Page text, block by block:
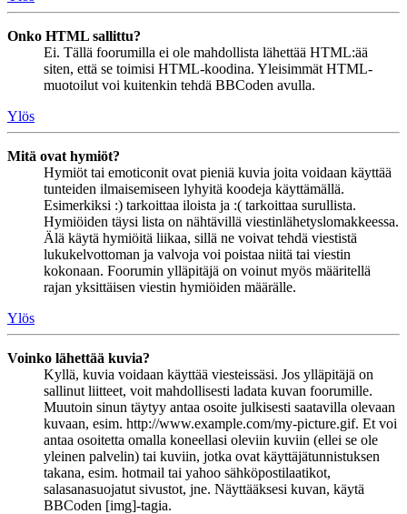
Onko HTML sallittu?
Ei. Tällä foorumilla ei ole mahdollista lähettää HTML:ää
siten, että se toimisi HTML-koodina. Yleisimmät HTML-
muotoilut voi kuitenkin tehdä BBCoden avulla.
Ylös
Mitä ovat hymiöt?
Hymiöt tai emoticonit ovat pieniä kuvia joita voidaan käyttää
tunteiden ilmaisemiseen lyhyitä koodeja käyttämällä.
Esimerkiksi :) tarkoittaa iloista ja :( tarkoittaa surullista.
Hymiöiden täysi lista on nähtävillä viestinlähetyslomakkeessa.
Älä käytä hymiöitä liikaa, sillä ne voivat tehdä viestistä
lukukelvottoman ja valvoja voi poistaa niitä tai viestin
kokonaan. Foorumin ylläpitäjä on voinut myös määritellä
rajan yksittäisen viestin hymiöiden määrälle.
Ylös
Voinko lähettää kuvia?
Kyllä, kuvia voidaan käyttää viesteissäsi. Jos ylläpitäjä on
sallinut liitteet, voit mahdollisesti ladata kuvan foorumille.
Muutoin sinun täytyy antaa osoite julkisesti saatavilla olevaan
kuvaan, esim. http://www.example.com/my-picture.gif. Et voi
antaa osoitetta omalla koneellasi oleviin kuviin (ellei se ole
yleinen palvelin) tai kuviin, jotka ovat käyttäjätunnistuksen
takana, esim. hotmail tai yahoo sähköpostilaatikot,
salasanasuojatut sivustot, jne. Näyttääksesi kuvan, käytä
BBCoden [img]-tagia.